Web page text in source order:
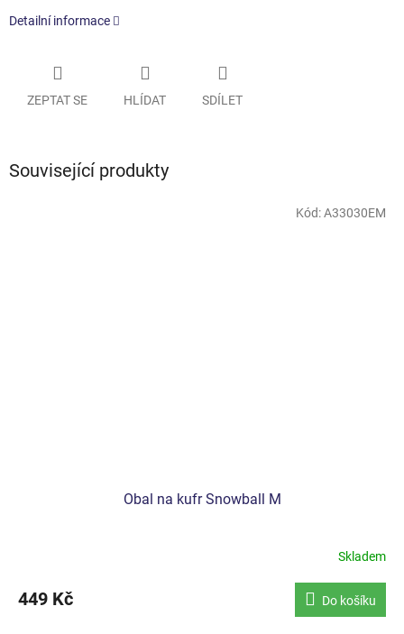
Detailní informace
ZEPTAT SE HLÍDAT SDÍLET
Související produkty
Obal na kufr Snowball M
Skladem
449 Kč Do košíku
Kód:A33030EM